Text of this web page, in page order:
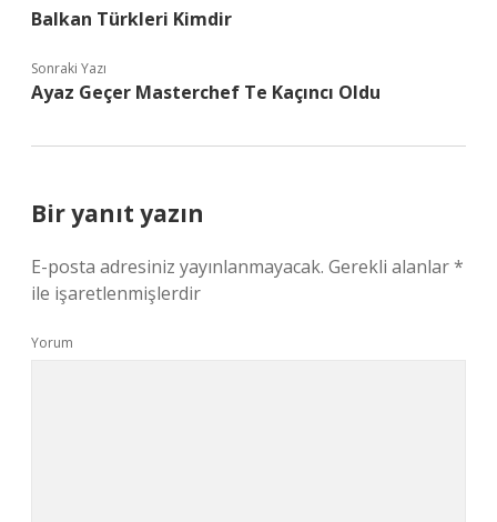
Balkan Türkleri Kimdir
Sonraki Yazı
Ayaz Geçer Masterchef Te Kaçıncı Oldu
Bir yanıt yazın
E-posta adresiniz yayınlanmayacak. Gerekli alanlar*
ile işaretlenmişlerdir
Yorum